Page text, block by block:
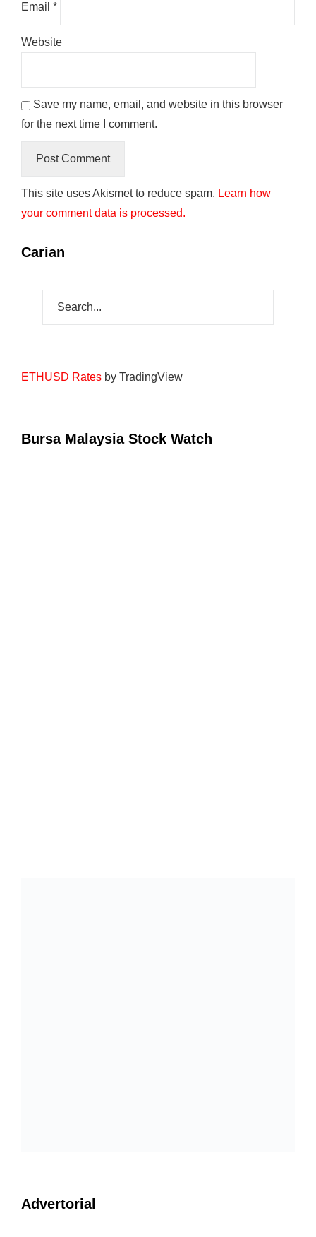
Email *
Website
Save my name, email, and website in this browser
for the next time I comment.
This site uses Akismet to reduce spam. Learn how
your comment data is processed.
Carian
ETHUSD Rates by TradingView
Bursa Malaysia Stock Watch
Advertorial